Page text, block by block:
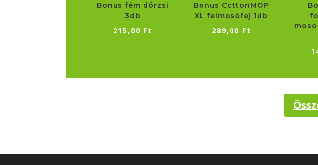
Bonus fém dörzsi
3db
215,00 Ft
Bonus CottonMOP
XL felmosófej 1db
289,00 Ft